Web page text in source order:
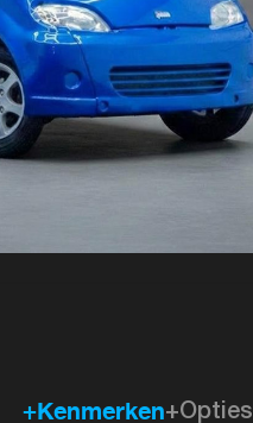
+Kenmerken+Opties